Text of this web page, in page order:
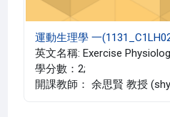
運動生理學 一
英文名稱: Exercise
學分數：2;
開課教師： 余思賢 教授